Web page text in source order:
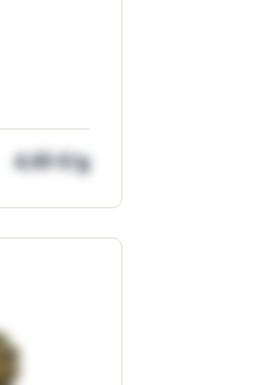
4,65 €/g